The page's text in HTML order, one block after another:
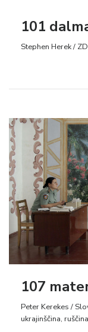
101
Stephen Herek /
107
Peter Kerekes /
ukrajinščina, ruščina